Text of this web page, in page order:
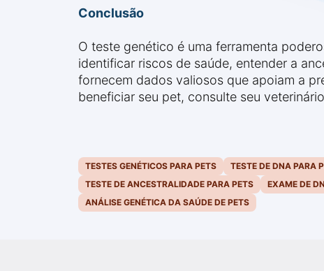
Conclusão
O teste genético é uma ferramenta
identificar riscos de saúde, entender a
fornecem dados valiosos que apoiam a
beneficiar seu pet, consulte seu
TESTES GENÉTICOS PARA PETS TESTE DE DNA PARA
TESTE DE ANCESTRALIDADE PARA PETS
EXAME DE
ANÁLISE GENÉTICA DA SAÚDE DE PETS